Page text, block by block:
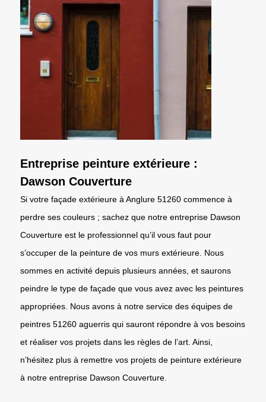
Entreprise peinture extérieure :
Dawson Couverture
Si votre façade extérieure à Anglure 51260 commence à
perdre ses couleurs ; sachez que notre entreprise Dawson
Couverture est le professionnel qu’il vous faut pour
s’occuper de la peinture de vos murs extérieure. Nous
sommes en activité depuis plusieurs années, et saurons
peindre le type de façade que vous avez avec les peintures
appropriées. Nous avons à notre service des équipes de
peintres 51260 aguerris qui sauront répondre à vos besoins
et réaliser vos projets dans les règles de l’art. Ainsi,
n’hésitez plus à remettre vos projets de peinture extérieure
à notre entreprise Dawson Couverture.